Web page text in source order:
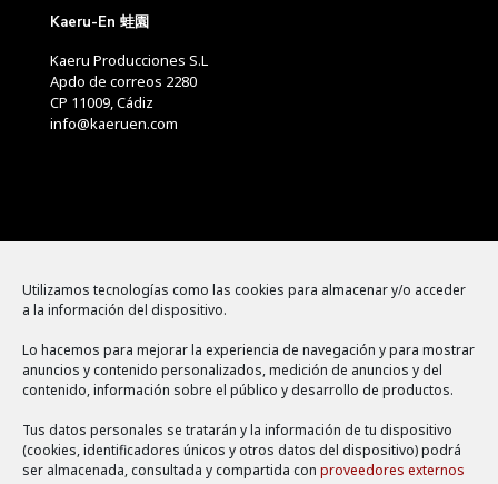
Utilizamos tecnologías como las cookies para almacenar y/o acceder
a la información del dispositivo.
Lo hacemos para mejorar la experiencia de navegación y para mostrar
anuncios y contenido personalizados, medición de anuncios y del
contenido, información sobre el público y desarrollo de productos.
Tus datos personales se tratarán y la información de tu dispositivo
(cookies, identificadores únicos y otros datos del dispositivo) podrá
ser almacenada, consultada y compartida con proveedores externos
Kaeru-En 蛙園
Kaeru Producciones S.L
Apdo de correos 2280
CP 11009, Cádiz
info@kaeruen.com
Política de cookies
Aviso legal
Política de privacidad